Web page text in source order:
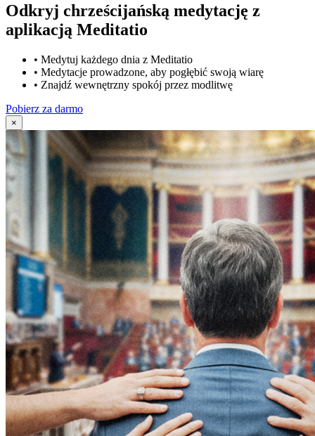
Odkryj chrześcijańską medytację z
aplikacją Meditatio
• Medytuj każdego dnia z Meditatio
• Medytacje prowadzone, aby pogłębić swoją wiarę
• Znajdź wewnętrzny spokój przez modlitwę
Pobierz za darmo
×